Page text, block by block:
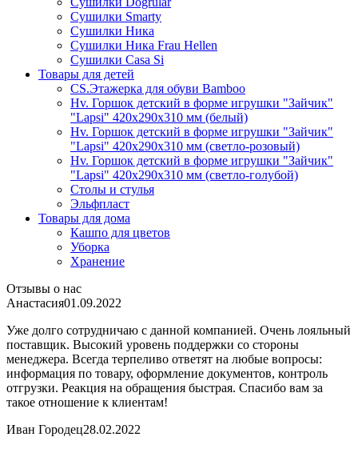
Сушилки Smarty
Сушилки Ника
Сушилки Ника Frau Hellen
Сушилки Сasa Si
Товары для детей
CS.Этажерка для обуви Bamboo
Hv. Горшок детский в форме игрушки "Зайчик"
"Lapsi" 420х290х310 мм (белый)
Hv. Горшок детский в форме игрушки "Зайчик"
"Lapsi" 420х290х310 мм (светло-розовый)
Hv. Горшок детский в форме игрушки "Зайчик"
"Lapsi" 420х290х310 мм (светло-голубой)
Столы и стулья
Эльфпласт
Товары для дома
Кашпо для цветов
Уборка
Хранение
Отзывы о нас
Анастасия01.09.2022
Уже долго сотрудничаю с данной компанией. Очень лояльный
поставщик. Высокий уровень поддержки со стороны
менеджера. Всегда терпеливо ответят на любые вопросы:
информация по товару, оформление документов, контроль
отгрузки. Реакция на обращения быстрая. Спасибо вам за
такое отношение к клиентам!
Иван Городец28.02.2022